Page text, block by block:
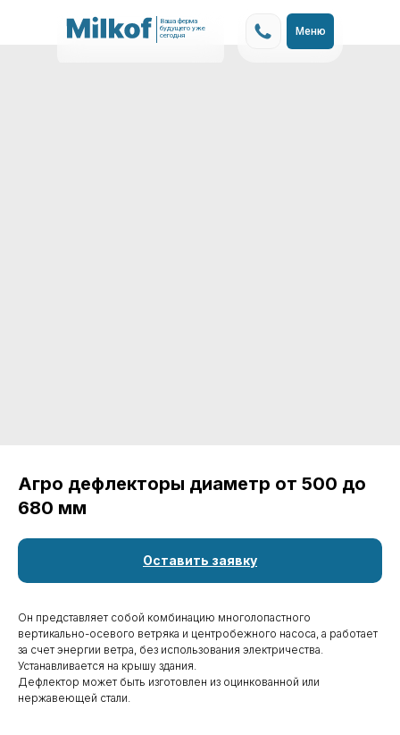
Ваша ферма
будущего уже
сегодня
Меню
Агро дефлекторы диаметр от 500 до
680 мм
Оставить заявку
Он представляет собой комбинацию многолопастного
вертикально-осевого ветряка и центробежного насоса, а работает
за счет энергии ветра, без использования электричества.
Устанавливается на крышу здания.
Дефлектор может быть изготовлен из оцинкованной или
нержавеющей стали.